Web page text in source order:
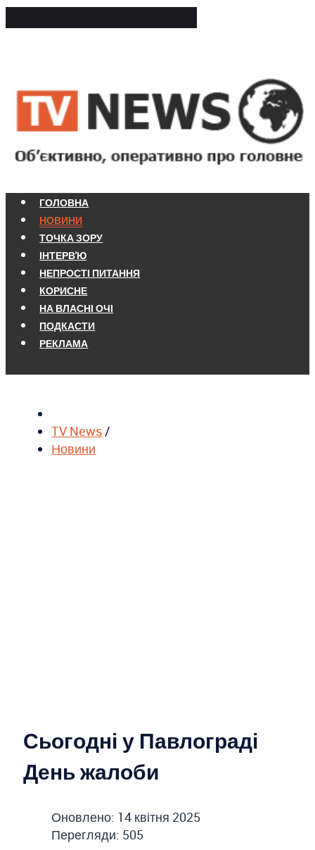
ГОЛОВНА
НОВИНИ
ТОЧКА ЗОРУ
ІНТЕРВ'Ю
НЕПРОСТІ ПИТАННЯ
КОРИСНЕ
НА ВЛАСНІ ОЧІ
ПОДКАСТИ
РЕКЛАМА
TV News/
Новини
Сьогодні у Павлограді
День жалоби
Оновлено: 14 квітня 2025
Перегляди: 505